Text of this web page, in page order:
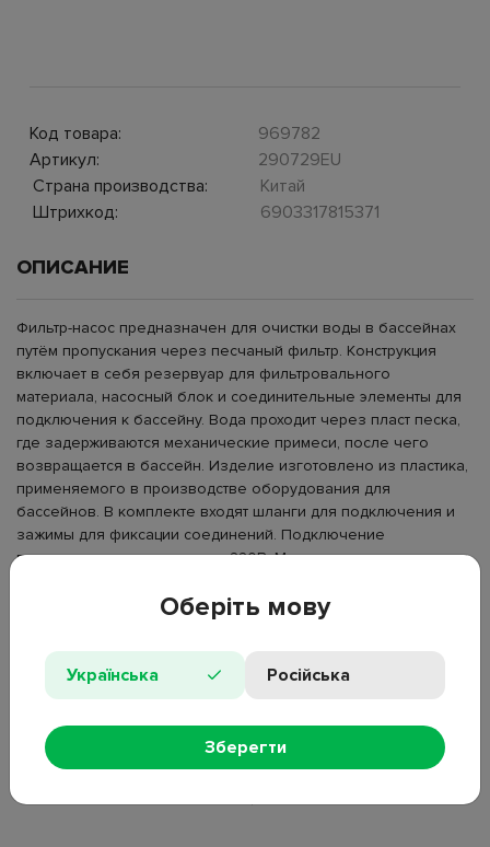
Код товара:
969782
Артикул:
290729EU
Страна производства:
Китай
Штрихкод:
6903317815371
ОПИСАНИЕ
Фильтр-насос предназначен для очистки воды в бассейнах
путём пропускания через песчаный фильтр. Конструкция
включает в себя резервуар для фильтровального
материала, насосный блок и соединительные элементы для
подключения к бассейну. Вода проходит через пласт песка,
где задерживаются механические примеси, после чего
возвращается в бассейн. Изделие изготовлено из пластика,
применяемого в производстве оборудования для
бассейнов. В комплекте входят шланги для подключения и
зажимы для фиксации соединений. Подключение
производится к электросети 220В. Модель используется для
• Комплектация: фильтр-насос, 2 шланга, 6 зажимов;
• Питание: 220В;
• Функции: песчаная фильтрация воды;
Оберіть мову
Українська Російська
Зберегти